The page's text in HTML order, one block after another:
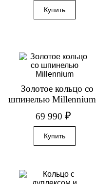
Золотое кольцо со
шпинелью Millennium
69 990₽